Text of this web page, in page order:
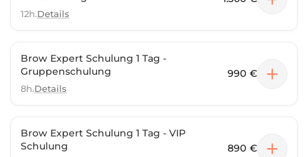
12h.Details
Brow Expert Schulung 1 Tag -
Gruppenschulung
8h.Details
990 €
Brow Expert Schulung 1 Tag - VIP
Schulung
890 €